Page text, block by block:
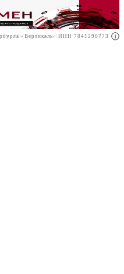
АО"Право.ру" ИНН: 7708095468
«Вертикаль» ИНН 7841290773